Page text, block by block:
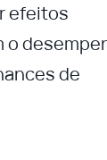
efeitos
o
de